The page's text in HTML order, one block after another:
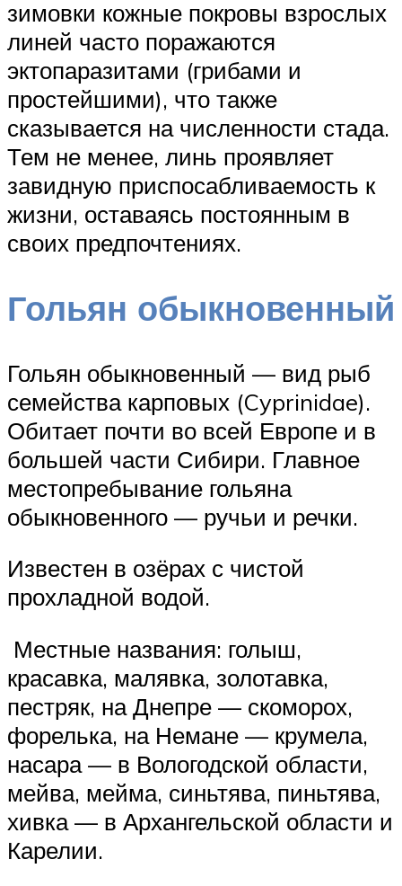
зимовки кожные покровы взрослых
линей часто поражаются
эктопаразитами (грибами и
простейшими), что также
сказывается на численности стада.
Тем не менее, линь проявляет
завидную приспосабливаемость к
жизни, оставаясь постоянным в
своих предпочтениях.
Гольян обыкновенный
Гольян обыкновенный — вид рыб
семейства карповых (Cyprinidae).
Обитает почти во всей Европе и в
большей части Сибири. Главное
местопребывание гольяна
обыкновенного — ручьи и речки.
Известен в озёрах с чистой
прохладной водой.
Местные названия: голыш,
красавка, малявка, золотавка,
пестряк, на Днепре — скоморох,
форелька, на Немане — крумела,
насара — в Вологодской области,
мейва, мейма, синьтява, пиньтява,
хивка — в Архангельской области и
Карелии.